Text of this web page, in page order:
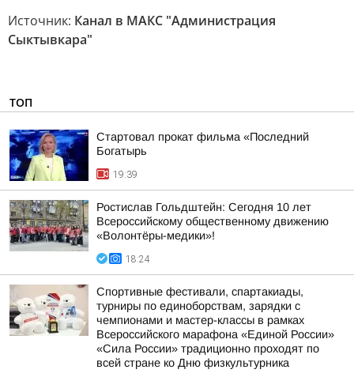
Источник: Канал в МАКС "Администрация
Сыктывкара"
ТОП
Стартовал прокат фильма «Последний
Богатырь
19:39
Ростислав Гольдштейн: Сегодня 10 лет
Всероссийскому общественному движению
«Волонтёры-медики»!
18:24
Спортивные фестивали, спартакиады,
турниры по единоборствам, зарядки с
чемпионами и мастер-классы в рамках
Всероссийского марафона «Единой России»
«Сила России» традиционно проходят по
всей стране ко Дню физкультурника